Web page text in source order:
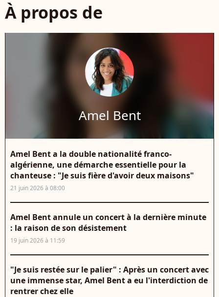
À propos de
Amel Bent
Amel Bent a la double nationalité franco-
algérienne, une démarche essentielle pour la
chanteuse : "Je suis fière d'avoir deux maisons"
21 juin 2026 à 08:00
Amel Bent annule un concert à la dernière minute
: la raison de son désistement
19 juin 2026 à 11:59
"Je suis restée sur le palier" : Après un concert avec
une immense star, Amel Bent a eu l'interdiction de
rentrer chez elle